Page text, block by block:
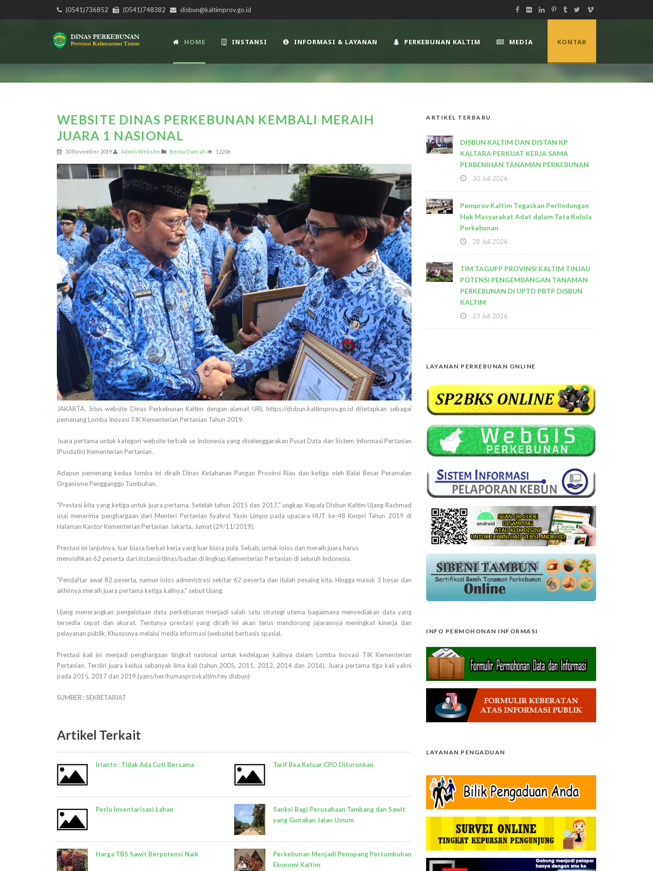
(0541)736852 (0541)748382 disbun@kaltimprov.go.id
HOME INSTANSI INFORMASI & LAYANAN PERKEBUNAN KALTIM MEDIA KONTAK
WEBSITE DINAS PERKEBUNAN KEMBALI MERAIH
JUARA 1 NASIONAL
30 November 2019 Admin Website Berita Daerah 12206
JAKARTA. Situs website Dinas Perkebunan Kaltim dengan alamat URL https://disbun.kaltimprov.go.id ditetapkan sebagai
pemenang Lomba Inovasi TIK Kementerian Pertanian Tahun 2019.
Juara pertama untuk kategori website terbaik se Indonesia yang diselenggarakan Pusat Data dan Sistem Informasi Pertanian
(Pusdatin) Kementerian Pertanian.
Adapun pemenang kedua lomba ini diraih Dinas Ketahanan Pangan Provinsi Riau dan ketiga oleh Balai Besar Peramalan
Organisme Pengganggu Tumbuhan.
"Prestasi kita yang ketiga untuk juara pertama. Setelah tahun 2015 dan 2017," ungkap Kepala Disbun Kaltim Ujang Rachmad
usai menerima penghargaan dari Menteri Pertanian Syahrul Yasin Limpo pada upacara HUT ke-48 Korpri Tahun 2019 di
Halaman Kantor Kementerian Pertanian Jakarta, Jumat (29/11/2019).
Prestasi ini lanjutnya, luar biasa berkat kerja yang luar biasa pula. Sebab, untuk lolos dan meraih juara harus
menyisihkan 62 peserta dari instansi/dinas/badan di lingkup Kementerian Pertanian di seluruh Indonesia.
"Pendaftar awal 82 peserta, namun lolos administrasi sekitar 62 peserta dan itulah pesaing kita. Hingga masuk 3 besar dan
akhirnya meraih juara pertama ketiga kalinya," sebut Ujang.
Ujang menerangkan pengelolaan data perkebunan menjadi salah satu strategi utama bagaimana menyediakan data yang
tersedia cepat dan akurat. Tentunya prestasi yang diraih ini akan terus mendorong jajarannya meningkat kinerja dan
pelayanan publik. Khususnya melalui media informasi (website) berbasis spasial.
Prestasi kali ini menjadi penghargaan tingkat nasional untuk kedelapan kalinya dalam Lomba Inovasi TIK Kementerian
Pertanian. Terdiri juara kedua sebanyak lima kali (tahun 2005, 2011, 2012, 2014 dan 2016). Juara pertama tiga kali yakni
pada 2015, 2017 dan 2019.(yans/her/humasprovkaltim/rey disbun)
SUMBER : SEKRETARIAT
Artikel Terkait
Irianto : Tidak Ada Cuti Bersama
Perlu Inventarisasi Lahan
Harga TBS Sawit Berpotensi Naik
Tarif Bea Keluar CPO Diturunkan
Sanksi Bagi Perusahaan Tambang dan Sawit
yang Gunakan Jalan Umum
Perkebunan Menjadi Penopang Pertumbuhan
Ekonomi Kaltim
ARTIKEL TERBARU
DISBUN KALTIM DAN DISTAN KP
KALTARA PERKUAT KERJA SAMA
PERBENIHAN TANAMAN PERKEBUNAN
30 Juli 2026
Pemprov Kaltim Tegaskan Perlindungan
Hak Masyarakat Adat dalam Tata Kelola
Perkebunan
28 Juli 2026
TIM TAGUPP PROVINSI KALTIM TINJAU
POTENSI PENGEMBANGAN TANAMAN
PERKEBUNAN DI UPTD PBTP DISBUN
KALTIM
23 Juli 2026
LAYANAN PERKEBUNAN ONLINE
INFO PERMOHONAN INFORMASI
LAYANAN PENGADUAN